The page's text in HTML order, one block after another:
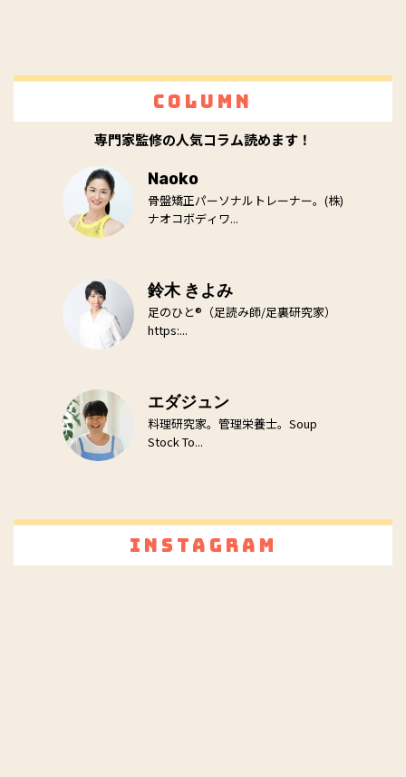
Column
専門家監修の人気コラム読めます！
Naoko
骨盤矯正パーソナルトレーナー。(株)
ナオコボディワ...
鈴木 きよみ
足のひと®（足読み師/足裏研究家）
https:...
エダジュン
料理研究家。管理栄養士。Soup
Stock To...
Instagram